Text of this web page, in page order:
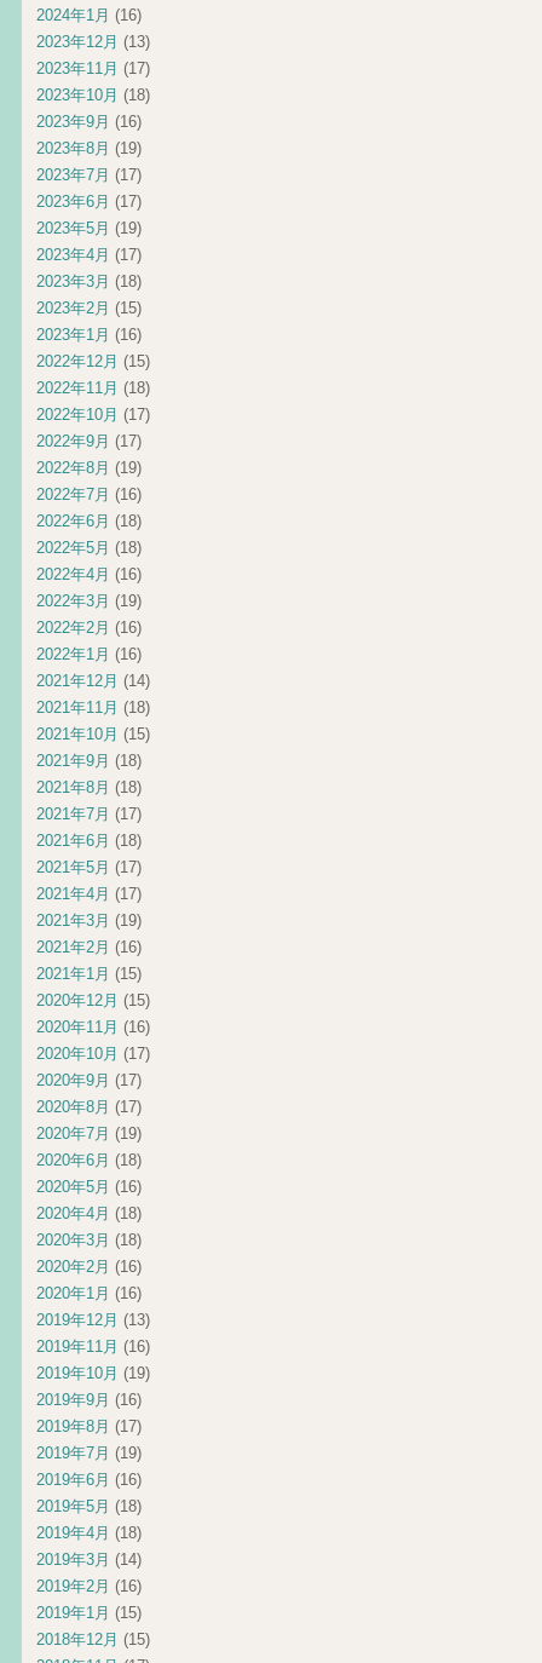
2024年1月 (16)
2023年12月 (13)
2023年11月 (17)
2023年10月 (18)
2023年9月 (16)
2023年8月 (19)
2023年7月 (17)
2023年6月 (17)
2023年5月 (19)
2023年4月 (17)
2023年3月 (18)
2023年2月 (15)
2023年1月 (16)
2022年12月 (15)
2022年11月 (18)
2022年10月 (17)
2022年9月 (17)
2022年8月 (19)
2022年7月 (16)
2022年6月 (18)
2022年5月 (18)
2022年4月 (16)
2022年3月 (19)
2022年2月 (16)
2022年1月 (16)
2021年12月 (14)
2021年11月 (18)
2021年10月 (15)
2021年9月 (18)
2021年8月 (18)
2021年7月 (17)
2021年6月 (18)
2021年5月 (17)
2021年4月 (17)
2021年3月 (19)
2021年2月 (16)
2021年1月 (15)
2020年12月 (15)
2020年11月 (16)
2020年10月 (17)
2020年9月 (17)
2020年8月 (17)
2020年7月 (19)
2020年6月 (18)
2020年5月 (16)
2020年4月 (18)
2020年3月 (18)
2020年2月 (16)
2020年1月 (16)
2019年12月 (13)
2019年11月 (16)
2019年10月 (19)
2019年9月 (16)
2019年8月 (17)
2019年7月 (19)
2019年6月 (16)
2019年5月 (18)
2019年4月 (18)
2019年3月 (14)
2019年2月 (16)
2019年1月 (15)
2018年12月 (15)